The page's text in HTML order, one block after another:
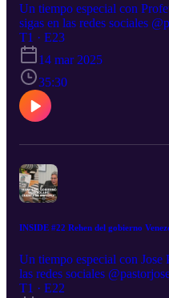
Un tiempo especial con
sigas en las redes sociales
T1 · E23
14 mar 2025
35:30
INSIDE #22 Rehen del
Un tiempo especial con Jose
las redes sociales
T1 · E22